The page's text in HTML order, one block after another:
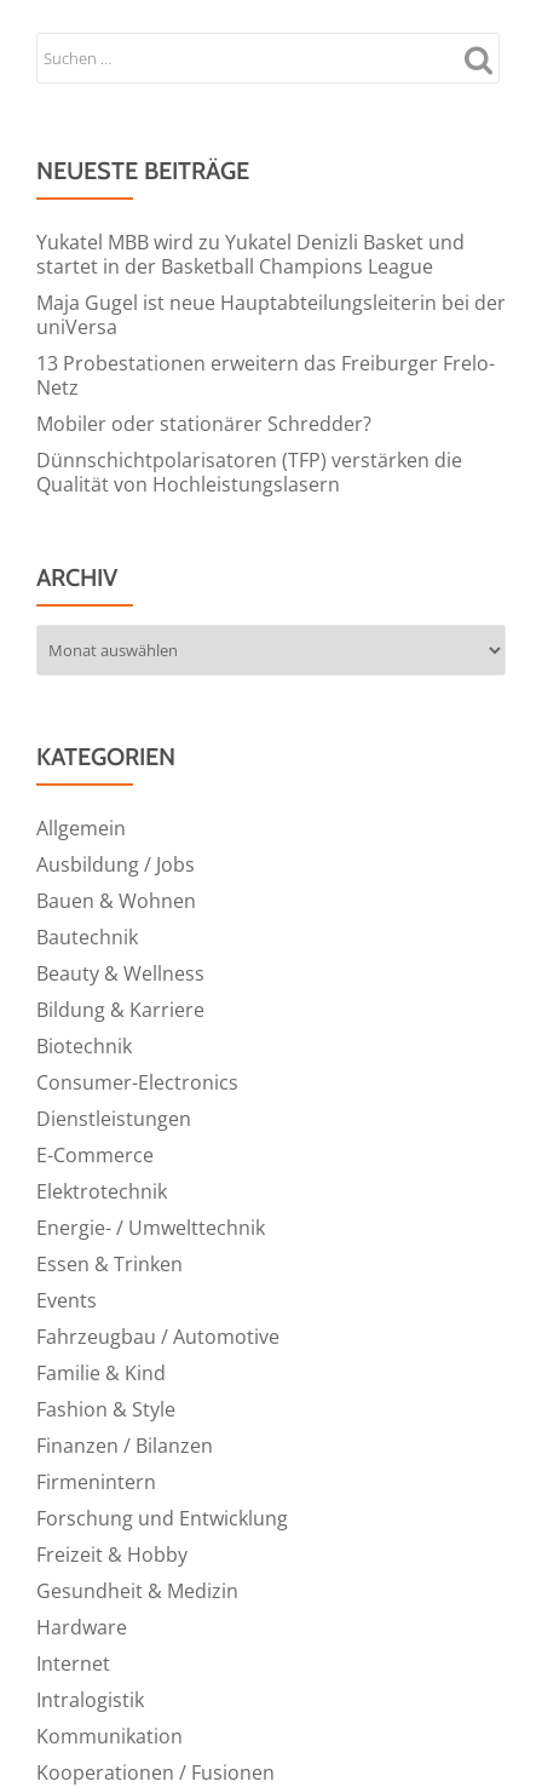
NEUESTE BEITRÄGE
Yukatel MBB wird zu Yukatel Denizli Basket und
startet in der Basketball Champions League
Maja Gugel ist neue Hauptabteilungsleiterin bei der
uniVersa
13 Probestationen erweitern das Freiburger Frelo-
Netz
Mobiler oder stationärer Schredder?
Dünnschichtpolarisatoren (TFP) verstärken die
Qualität von Hochleistungslasern
ARCHIV
KATEGORIEN
Allgemein
Ausbildung / Jobs
Bauen & Wohnen
Bautechnik
Beauty & Wellness
Bildung & Karriere
Biotechnik
Consumer-Electronics
Dienstleistungen
E-Commerce
Elektrotechnik
Energie- / Umwelttechnik
Essen & Trinken
Events
Fahrzeugbau / Automotive
Familie & Kind
Fashion & Style
Finanzen / Bilanzen
Firmenintern
Forschung und Entwicklung
Freizeit & Hobby
Gesundheit & Medizin
Hardware
Internet
Intralogistik
Kommunikation
Kooperationen / Fusionen